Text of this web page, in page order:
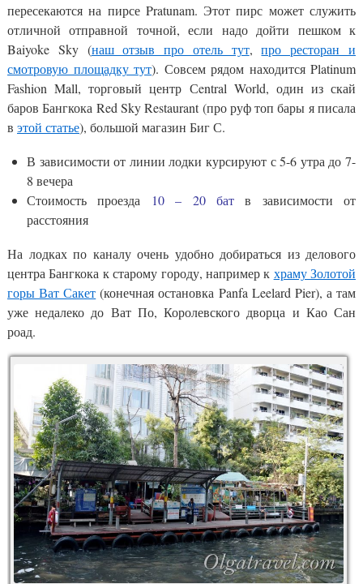
пересекаются на пирсе Pratunam. Этот пирс может служить
отличной отправной точной, если надо дойти пешком к
Baiyoke Sky (наш отзыв про отель тут,про ресторан и
смотровую площадку тут). Совсем рядом находится Platinum
Fashion Mall, торговый центр Сentral World, один из скай
баров Бангкока Red Sky Restaurant (про руф топ бары я писала
в этой статье), большой магазин Биг С.
В зависимости от линии лодки курсируют с 5-6 утра до 7-
8 вечера
Стоимость проезда
10 – 20 батв зависимости от
расстояния
На лодках по каналу очень удобно добираться из делового
центра Бангкока к старому городу, например к храму Золотой
горы Ват Сакет (конечная остановка Panfa Leelard Pier), а там
уже недалеко до Ват По, Королевского дворца и Као Сан
роад.